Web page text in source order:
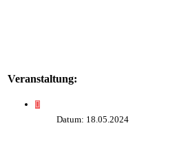
Veranstaltung:
Datum: 18.05.2024